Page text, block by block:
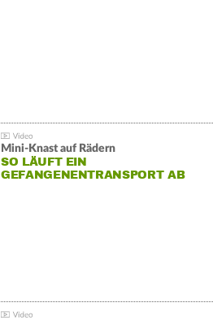
Mini-Knast auf Rädern
SO LÄUFT EIN
GEFANGENENTRANSPORT AB